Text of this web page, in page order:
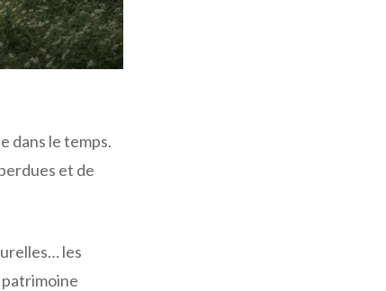
dans le temps.
et de
les